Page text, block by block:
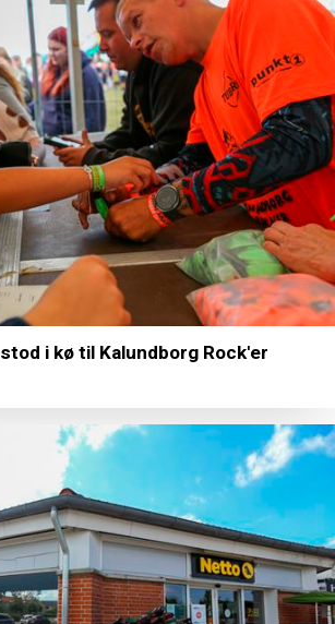
i kø til Kalundborg Rock'er